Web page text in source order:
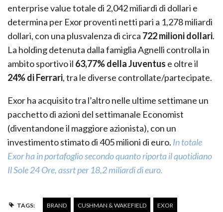
enterprise value totale di 2,042 miliardi di dollari e
determina per Exor proventi netti pari a 1,278 miliardi
dollari, con una plusvalenza di circa 722 milioni dollari.
La holding detenuta dalla famiglia Agnelli controlla in
ambito sportivo il 63,77% della Juventus e oltre il
24% di Ferrari, tra le diverse controllate/partecipate.
Exor ha acquisito tra l’altro nelle ultime settimane un
pacchetto di azioni del settimanale Economist
(diventandone il maggiore azionista), con un
investimento stimato di 405 milioni di euro. In totale
Exor ha in portafoglio secondo quanto riporta il quotidiano
Il Sole 24 Ore, assrt per 18,2 miliardi di euro.
TAGS: BRAND CUSHMAN & WAKEFIELD EXOR